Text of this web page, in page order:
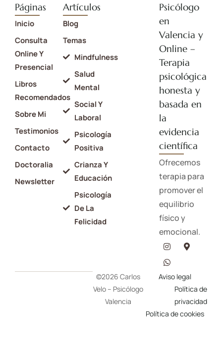
Páginas
Inicio
Consulta
Online Y
Presencial
Libros
Recomendados
Sobre Mi
Testimonios
Contacto
Doctoralia
Newsletter
Artículos
Blog
Temas
Mindfulness
Salud
Mental
Social Y
Laboral
Psicología
Positiva
Crianza Y
Educación
Psicología
De La
Felicidad
Psicólogo
en
Valencia y
Online –
Terapia
psicológica
honesta y
basada en
la
evidencia
científica
Ofrecemos
terapia para
promover el
equilibrio
físico y
emocional.
©2026 Carlos
Velo – Psicólogo
Valencia
Aviso legal
Política de
privacidad
Política de cookies